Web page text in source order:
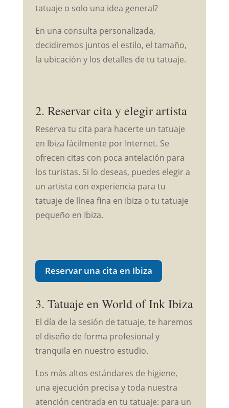
tatuaje o solo una idea general?
En una consulta personalizada,
decidiremos juntos el estilo, el tamaño,
la ubicación y los detalles de tu tatuaje.
2. Reservar cita y elegir artista
Reserva tu cita para hacerte un tatuaje
en Ibiza fácilmente por Internet. Se
ofrecen citas con poca antelación para
los turistas. Si lo deseas, puedes elegir a
un artista con experiencia para tu
tatuaje de línea fina en Ibiza o tu tatuaje
pequeño en Ibiza.
Reservar una cita en Ibiza
3. Tatuaje en World of Ink Ibiza
El día de la sesión de tatuaje, te haremos
el diseño de forma profesional y
tranquila en nuestro estudio.
Los más altos estándares de higiene,
una ejecución precisa y toda nuestra
atención centrada en tu tatuaje: para un